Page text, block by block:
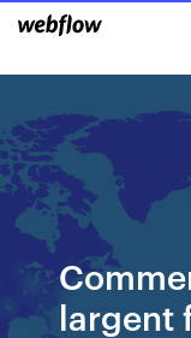
largent